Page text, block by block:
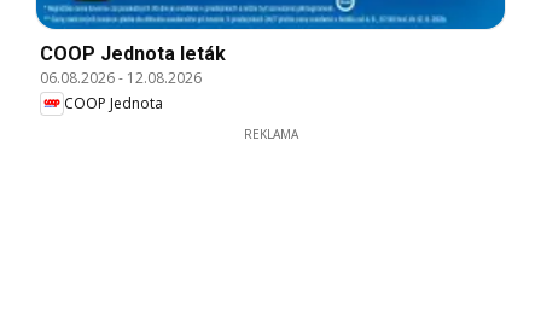
COOP Jednota leták
06.08.2026- 12.08.2026
COOP Jednota
REKLAMA